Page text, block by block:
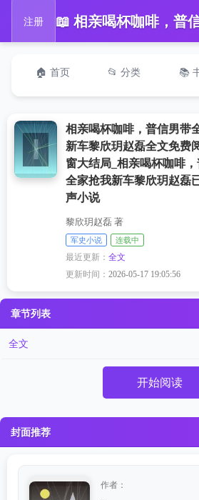
注册
🏠 首页 📂 分类 📚
相亲喝杯咖啡，普信男带
新车黎欣玥赵磊全文免费
窗大结局_相亲喝杯咖啡
全家抢我新车黎欣玥赵磊
声小说
黎欣玥赵磊 著
军史小说 连载中
最近更新：全文
更新时间：2026-05-17 19:05:56
章节列表
全文
开始阅读
封面推荐
作者：